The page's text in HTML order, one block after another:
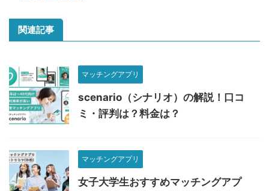
関連記事
マッチングアプリ
scenario（シナリオ）の解説！口コ
ミ・評判は？料金は？
マッチングアプリ
女子大学生おすすめマッチングアプ